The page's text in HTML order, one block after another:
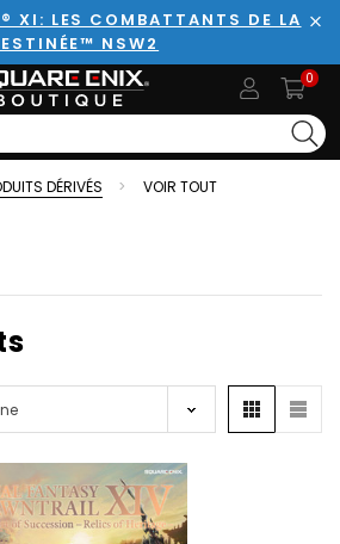
XI: LES COMBATTANTS DE LA
NSW2
0
DÉRIVÉS VOIR TOUT